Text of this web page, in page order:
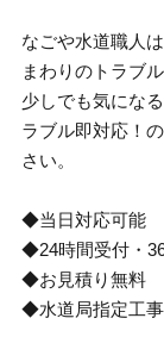
なごや水道職人
まわりのトラブ
少しでも気にな
ラブル即対応！
さい。
◆当日対応可能
◆24時間受付・
◆お見積り無料
◆水道局指定工